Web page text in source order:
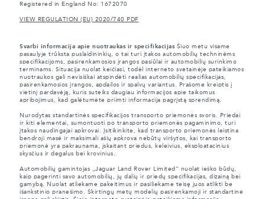
Registered in England No: 1672070
VIEW REGULATION (EU) 2020/740 PDF
Svarbi informacija apie nuotraukas ir specifikacijasŠiuo metu visame
pasaulyje trūksta puslaidininkių, o tai turi įtakos automobilių techninėms
specifikacijoms, pasirenkamosios įrangos pasiūlai ir automobilių surinkimo
terminams. Situacija nuolat keičiasi, todėl interneto svetainėje pateikiamos
nuotraukos gali nevisiškai atspindėti realias automobilių specifikacijas,
pasirenkamosios įrangos, apdailos ir spalvų variantus. Prašome kreiptis į
vietinį pardavėją, kuris suteiks daugiau informacijos apie taikomus
apribojimus, kad galėtumėte priimti informacija pagrįstą sprendimą.
Nurodytas standartinės specifikacijos transporto priemonės svoris. Priedai
ir kiti elementai, sumontuoti po transporto priemonės pagaminimo, turi
įtakos naudingajai apkrovai. Įsitikinkite, kad transporto priemonės leistina
bendroji masė ir maksimali ašių apkrova nebūtų viršytos, kai transporto
priemonė yra pakraunama, įskaitant priedus, keleivius, eksploatacinius
skysčius ir degalus bei krovinius.
Automobilių gamintojas „Jaguar Land Rover Limited“ nuolat ieško būdų,
kaip pagerinti savo automobilių, jų dalių ir priedų specifikacijas, dizainą bei
gamybą. Nuolat atliekame pakeitimus ir pasiliekame teisę juos atlikti be
išankstinio pranešimo. Skirtingų metų modelių pasirenkamoji ir standartinė